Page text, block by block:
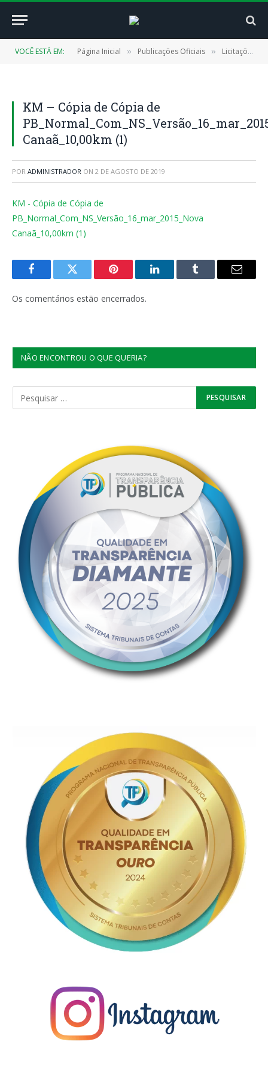
VOCÊ ESTÁ EM: Página Inicial » Publicações Oficiais » Licitações
KM – Cópia de Cópia de
Canaã_10,00km (1)
POR ADMINISTRADOR ON 2 DE AGOSTO DE 2019
KM - Cópia de Cópia de
PB_Normal_Com_NS_Versão_16_mar_2015_Nova
Canaã_10,00km (1)
FacebookTwitter Pinterest LinkedInTumblr
E-
Os comentários estão encerrados.
NÃO ENCONTROU O QUE QUERIA?